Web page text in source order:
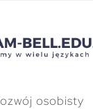
osobisty